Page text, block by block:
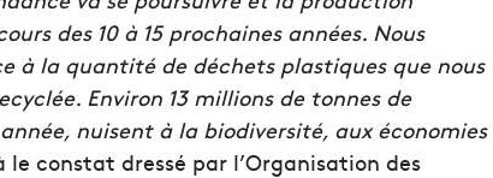
des 10 à 15 prochaines années. Nous
à la quantité de déchets plastiques que nous
Environ 13 millions de tonnes de
nuisent à la biodiversité, aux économies
le constat dressé par l’Organisation des